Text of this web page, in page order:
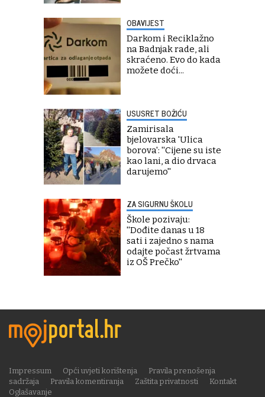
OBAVIJEST
Darkom i Reciklažno
na Badnjak rade, ali
skraćeno. Evo do kada
možete doći...
USUSRET BOŽIĆU
Zamirisala
bjelovarska 'Ulica
borova': ''Cijene su iste
kao lani, a dio drvaca
darujemo''
ZA SIGURNU ŠKOLU
Škole pozivaju:
''Dođite danas u 18
sati i zajedno s nama
odajte počast žrtvama
iz OŠ Prečko''
Impressum Opći uvjeti korištenja
Pravila prenošenja
sadržaja
Pravila komentiranja Zaštita privatnosti
Kontakt
Oglašavanje